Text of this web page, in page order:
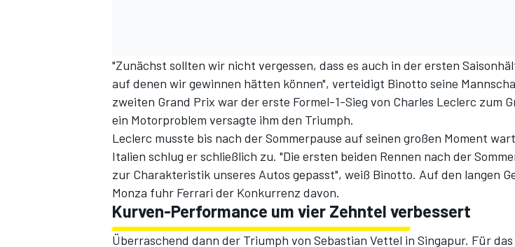
"Zunächst sollten wir nicht vergessen, dass es auch in der ersten
auf denen wir gewinnen hätten können", verteidigt Binotto seine
zweiten Grand Prix war der erste Formel-1-Sieg von Charles Leclerc zum
ein Motorproblem versagte ihm den Triumph.
Leclerc musste bis nach der Sommerpause auf seinen großen Moment
Italien schlug er schließlich zu. "Die ersten beiden Rennen nach der
zur Charakteristik unseres Autos gepasst", weiß Binotto. Auf den langen
Monza fuhr Ferrari der Konkurrenz davon.
Kurven-Performance um vier Zehntel verbessert
Überraschend dann der Triumph von Sebastian Vettel in Singapur. Für